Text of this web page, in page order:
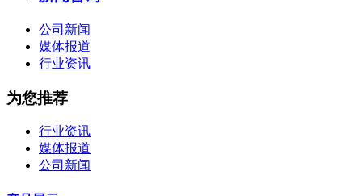
公司新闻
媒体报道
行业资讯
为您推荐
行业资讯
媒体报道
公司新闻